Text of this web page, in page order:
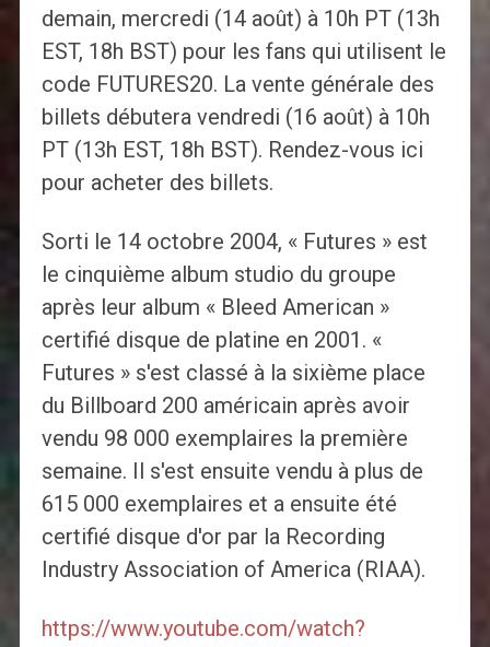
demain, mercredi (14 août) à 10h PT (13h
EST, 18h BST) pour les fans qui utilisent le
code FUTURES20. La vente générale des
billets débutera vendredi (16 août) à 10h
PT (13h EST, 18h BST). Rendez-vous ici
pour acheter des billets.
Sorti le 14 octobre 2004, « Futures » est
le cinquième album studio du groupe
après leur album « Bleed American »
certifié disque de platine en 2001. «
Futures » s'est classé à la sixième place
du Billboard 200 américain après avoir
vendu 98 000 exemplaires la première
semaine. Il s'est ensuite vendu à plus de
615 000 exemplaires et a ensuite été
certifié disque d'or par la Recording
Industry Association of America (RIAA).
https://www.youtube.com/watch?